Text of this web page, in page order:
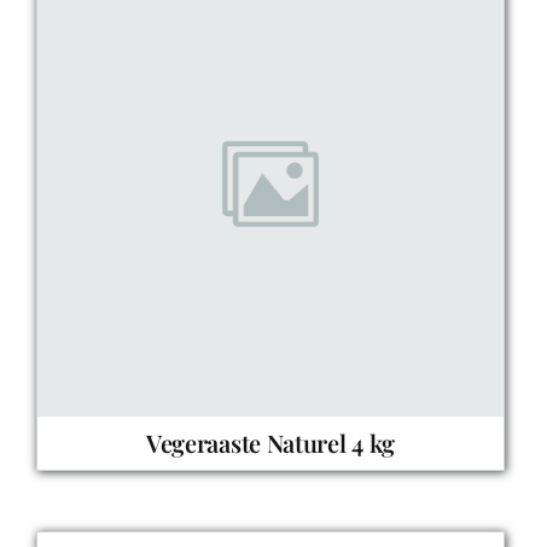
Vegeraaste Naturel 4 kg